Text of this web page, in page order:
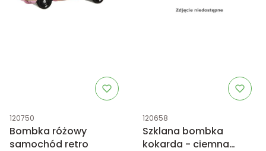
Kod produktu
120750
Bombka różowy
samochód retro
Kod produktu
120658
Szklana bombka
kokarda - ciemna